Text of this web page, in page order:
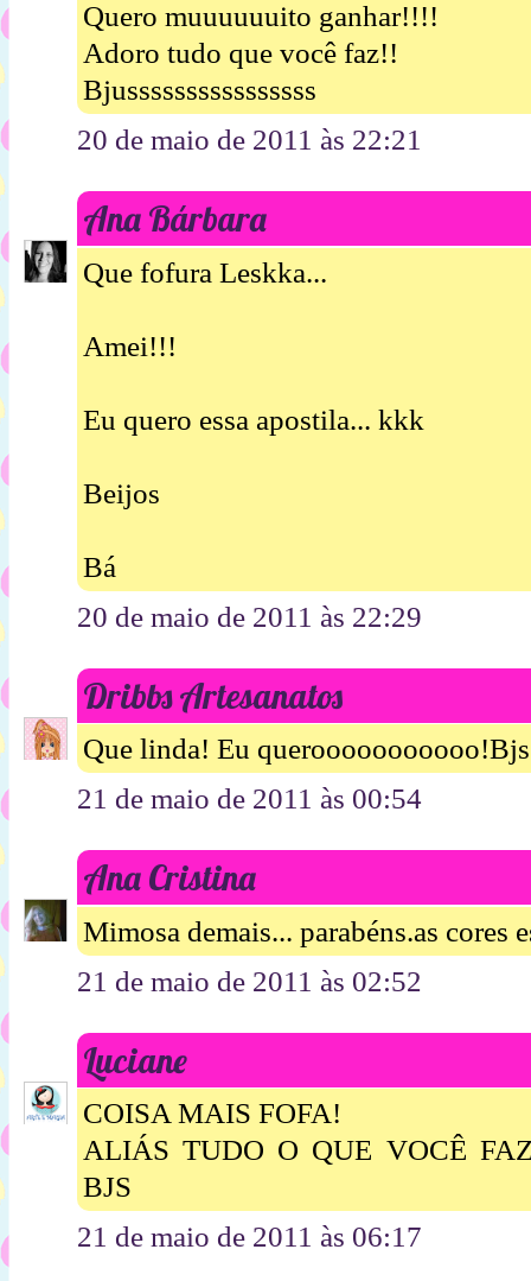
Quero muuuuuuito ganhar!!!!
Adoro tudo que você faz!!
Bjussssssssssssssss
20 de maio de 2011 às 22:21
Ana Bárbara
Que fofura Leskka...
Amei!!!
Eu quero essa apostila... kkk
Beijos
Bá
20 de maio de 2011 às 22:29
Dribbs Artesanatos
Que linda! Eu querooooooooooo!Bjs
21 de maio de 2011 às 00:54
Ana Cristina
Mimosa demais... parabéns.as cores
21 de maio de 2011 às 02:52
Luciane
COISA MAIS FOFA!
ALIÁS TUDO O QUE VOCÊ
BJS
21 de maio de 2011 às 06:17